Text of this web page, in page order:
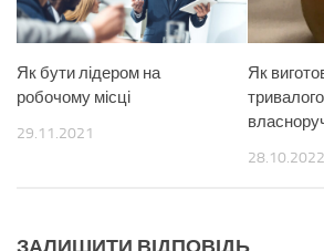
Як бути лідером на
робочому місці
29.11.2021
Як
тривалого
28.10.2022